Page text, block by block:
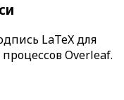
LaTeX для
Overleaf.